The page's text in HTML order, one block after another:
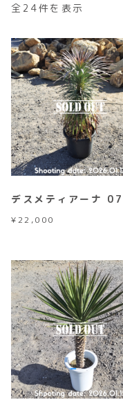
全24件を表示
デスメティアーナ
¥22,000